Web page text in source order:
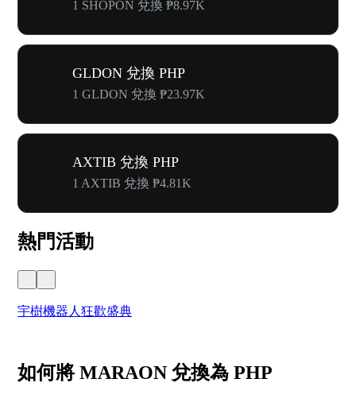
1 SHOPON 兌換 ₱8.97K
GLDON 兌換 PHP
1 GLDON 兌換 ₱23.97K
AXTIB 兌換 PHP
1 AXTIB 兌換 ₱4.81K
熱門活動
宇樹機器人狂歡盛典
如何將 MARAON 兌換為 PHP